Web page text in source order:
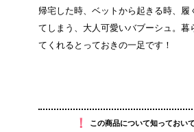
帰宅した時、ベットから起きる時、履
てしまう、大人可愛いバブーシュ。暮
てくれるとっておきの一足です！
！ この商品について知っておい